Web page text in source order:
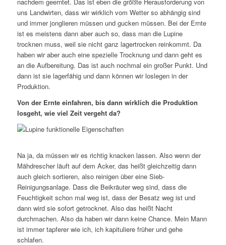
uns Landwirten, dass wir wirklich vom Wetter so abhängig sind
und immer jonglieren müssen und gucken müssen. Bei der Ernte
ist es meistens dann aber auch so, dass man die Lupine
trocknen muss, weil sie nicht ganz lagertrocken reinkommt. Da
haben wir aber auch eine spezielle Trocknung und dann geht es
an die Aufbereitung. Das ist auch nochmal ein großer Punkt. Und
dann ist sie lagerfähig und dann können wir loslegen in der
Produktion.
Von der Ernte einfahren, bis dann wirklich die Produktion
losgeht, wie viel Zeit vergeht da?
Na ja, da müssen wir es richtig knacken lassen. Also wenn der
Mähdrescher läuft auf dem Acker, das heißt gleichzeitig dann
auch gleich sortieren, also reinigen über eine Sieb-
Reinigungsanlage. Dass die Beikräuter weg sind, dass die
Feuchtigkeit schon mal weg ist, dass der Besatz weg ist und
dann wird sie sofort getrocknet. Also das heißt Nacht
durchmachen. Also da haben wir dann keine Chance. Mein Mann
ist immer tapferer wie ich, ich kapituliere früher und gehe
schlafen.